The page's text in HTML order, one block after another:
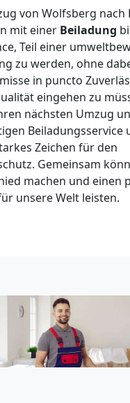
von Wolfsberg nach
mit einer Beiladung
Teil einer
zu werden, ohne
in puncto
eingehen zu
nächsten Umzug
Beiladungsservice
Zeichen für den
Gemeinsam
machen und einen
unsere Welt leisten.